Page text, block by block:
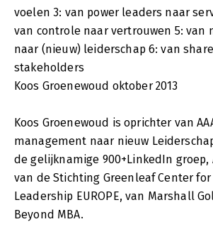
voelen 3: van power leaders naar
van controle naar vertrouwen 5: van
naar (nieuw) leiderschap 6: van
stakeholders
Koos Groenewoud oktober 2013
Koos Groenewoud is oprichter van
management naar nieuw
de gelijknamige 900+LinkedIn groep,
van de Stichting Greenleaf Center
Leadership EUROPE, van Marshall
Beyond MBA.